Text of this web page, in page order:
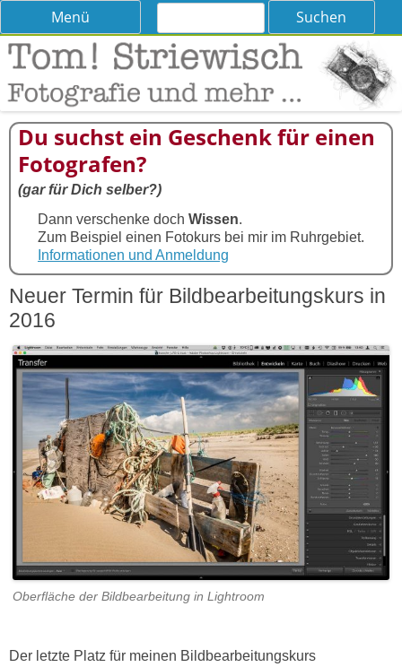
Tom! Striewisch – Fotografieren
lernen
Tipps und Tricks und Meinungen zur Fotografie
Menü
Skip
content
Suchen
Du suchst ein Geschenk für einen
Fotografen?
(gar für Dich selber?)
Dann verschenke doch Wissen.
Zum Beispiel einen Fotokurs bei mir im Ruhrgebiet.
Informationen und Anmeldung
Neuer Termin für Bildbearbeitungskurs in
2016
Oberfläche der Bildbearbeitung in Lightroom
Der letzte Platz für meinen Bildbearbeitungskurs